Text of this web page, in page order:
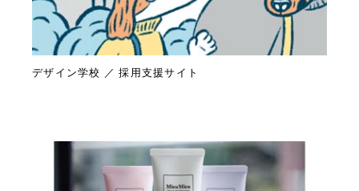
デザイン学校 ／ 採用支援サイト